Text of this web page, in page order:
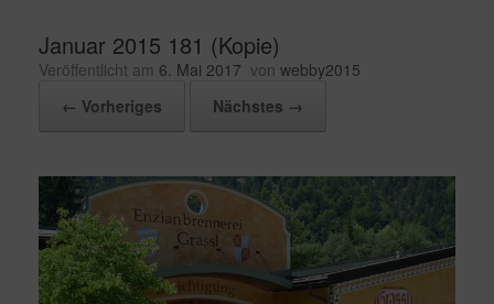
Januar 2015 181 (Kopie)
Veröffentlicht am 6. Mai 2017 von webby2015
← Vorheriges
Nächstes →